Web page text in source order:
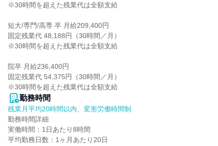
※30時間を超えた残業代は全額支給
短大/専門/高専 卒 月給209,400円
固定残業代 48,188円（30時間／月）
※30時間を超えた残業代は全額支給
院卒 月給236,400円
固定残業代 54,375円（30時間／月）
※30時間を超えた残業代は全額支給
勤務時間
残業月平均20時間以内、変形労働時間制
勤務時間詳細
実働時間：1日あたり8時間
平均勤務日数：1ヶ月あたり20日